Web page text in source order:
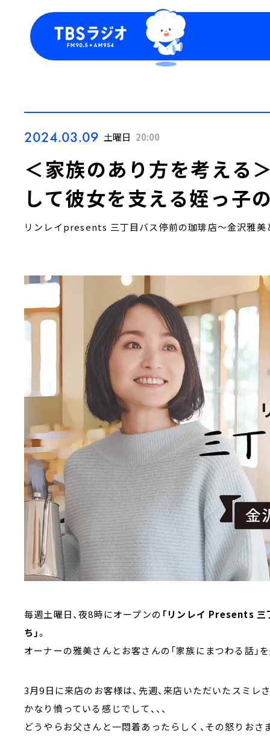
2024.03.09 土曜日 20:00
＜家族のあり方を考える
して彼女を支える姪っ子の
リンレイpresents 三丁目バス停前の珈琲店～金沢雅美
毎週土曜日、夜8時にオープンの 「リンレイ Presents
ち」。
オーナーの雅美さんとお客さんの「家族にまつわる話」
3月9日に来店のお客様は、先週、来店いただいたスミレ
かなり憤っている感じでして、、、
どうやらお父さんと一悶着あったらしく、その怒りおさ